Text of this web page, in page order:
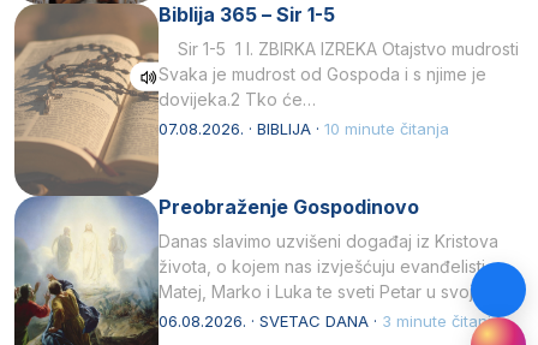
Biblija 365 – Sir 1-5
Sir 1-5 1 I. ZBIRKA IZREKA Otajstvo mudrosti
Svaka je mudrost od Gospoda i s njime je
dovijeka.2 Tko će…
07.08.2026. · BIBLIJA · 10 minute čitanja
Preobraženje Gospodinovo
Danas slavimo uzvišeni događaj iz Kristova
života, o kojem nas izvješćuju evanđelisti
Matej, Marko i Luka te sveti Petar u svojoj
drugoj…
06.08.2026. · SVETAC DANA · 3 minute čitanja